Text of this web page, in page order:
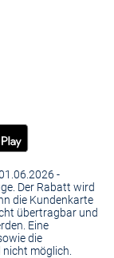
-
Der Rabatt wird
die Kundenkarte
übertragbar und
Eine
die
möglich.